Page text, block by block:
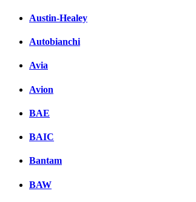
Austin-Healey
Autobianchi
Avia
Avion
BAE
BAIC
Bantam
BAW